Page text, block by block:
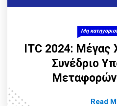
Μη
ITC 2024: Μέγας
Συνέδριο
Μεταφορών
Read